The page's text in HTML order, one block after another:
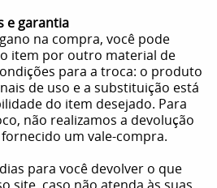
e garantia
na compra, você pode
item por outro material de
para a troca: o produto
de uso e a substituição está
do item desejado. Para
não realizamos a devolução
um vale-compra.
para você devolver o que